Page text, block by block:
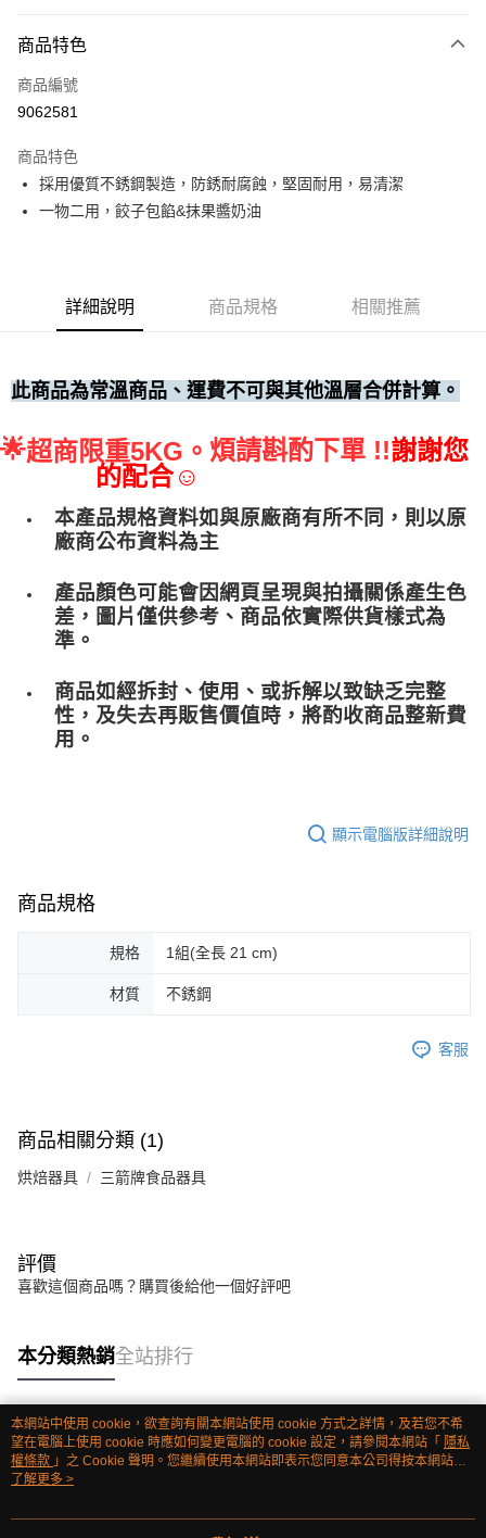
運送方式
• 付款後全家取貨
• 付款後7-11取貨
每筆NT$60，滿NT$699(含以上)免運費
商品特色
商品編號
9062581
商品特色
採用優質不銹鋼製造，防銹耐腐蝕，堅固耐用，易清潔
一物二用，餃子包餡&抹果醬奶油
詳細說明 商品規格 相關推薦
此商品為常溫商品、運費不可與其他溫層合併計算。
🌟超商限重5KG。 煩請斟酌下單 !!謝謝您
的配合☺
本產品規格資料如與原廠商有所不同，則以原
廠商公布資料為主
產品顏色可能會因網頁呈現與拍攝關係產生色
差，圖片僅供參考、商品依實際供貨樣式為
準。
商品如經拆封、使用、或拆解以致缺乏完整
性，及失去再販售價值時，將酌收商品整﻿新費
用。
顯示電腦版詳細說明
商品規格
規格 1組(全長 21 cm)
材質 不銹鋼
客服
商品相關分類 (1)
烘焙器具 三箭牌食品器具
評價
喜歡這個商品嗎？購買後給他一個好評吧
本分類熱銷全站排行
熱門標籤
本網站中使用 cookie，欲查詢有關本網站使用 cookie 方式之詳情，及若您不希
望在電腦上使用 cookie 時應如何變更電腦的 cookie 設定，請參閱本網站「 隱私
權條款 」之 Cookie 聲明。您繼續使用本網站即表示您同意本公司得按本網站使
用條款之 Cookie 聲明使用 cookie。
了解更多 >